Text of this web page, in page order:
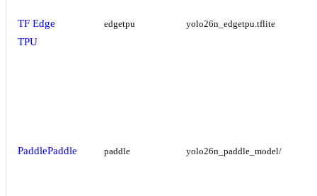
TF Edge
TPU
edgetpu yolo26n_edgetpu.tflite
PaddlePaddle paddle yolo26n_paddle_model/